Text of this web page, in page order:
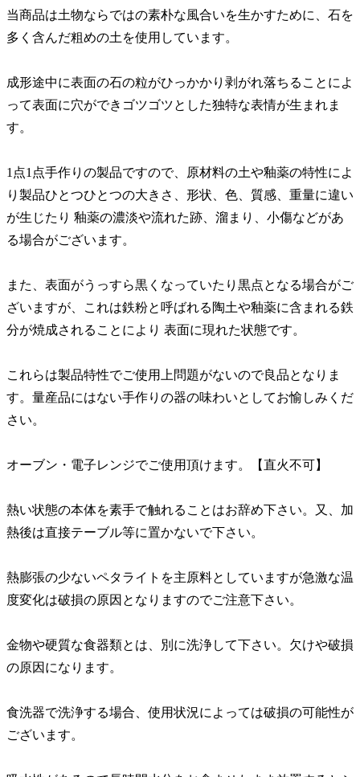
当商品は土物ならではの素朴な風合いを生かすために、石を
多く含んだ粗めの土を使用しています。
成形途中に表面の石の粒がひっかかり剥がれ落ちることによ
って表面に穴ができゴツゴツとした独特な表情が生まれま
す。
1点1点手作りの製品ですので、原材料の土や釉薬の特性によ
り製品ひとつひとつの大きさ、形状、色、質感、重量に違い
が生じたり 釉薬の濃淡や流れた跡、溜まり、小傷などがあ
る場合がございます。
また、表面がうっすら黒くなっていたり黒点となる場合がご
ざいますが、これは鉄粉と呼ばれる陶土や釉薬に含まれる鉄
分が焼成されることにより 表面に現れた状態です。
これらは製品特性でご使用上問題がないので良品となりま
す。量産品にはない手作りの器の味わいとしてお愉しみくだ
さい。
オーブン・電子レンジでご使用頂けます。【直火不可】
熱い状態の本体を素手で触れることはお辞め下さい。又、加
熱後は直接テーブル等に置かないで下さい。
熱膨張の少ないペタライトを主原料としていますが急激な温
度変化は破損の原因となりますのでご注意下さい。
金物や硬質な食器類とは、別に洗浄して下さい。欠けや破損
の原因になります。
食洗器で洗浄する場合、使用状況によっては破損の可能性が
ございます。